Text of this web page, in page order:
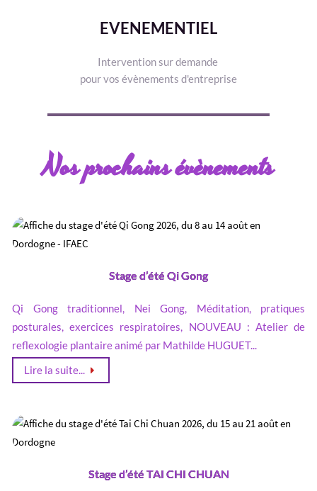
EVENEMENTIEL
Intervention sur demande
pour vos évènements d'entreprise
Nos prochains évènements
Stage d’été Qi Gong
Qi Gong traditionnel, Nei Gong, Méditation, pratiques
posturales, exercices respiratoires, NOUVEAU : Atelier de
reflexologie plantaire animé par Mathilde HUGUET...
Lire la suite...
Stage d’été TAI CHI CHUAN